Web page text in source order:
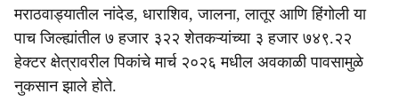
मराठवाड्यातील नांदेड, धाराशिव, जालना, लातूर आणि हिंगोली या
पाच जिल्ह्यांतील ७ हजार ३२२ शेतकऱ्यांच्या ३ हजार ७४९.२२
हेक्टर क्षेत्रावरील पिकांचे मार्च २०२६ मधील अवकाळी पावसामुळे
नुकसान झाले होते.